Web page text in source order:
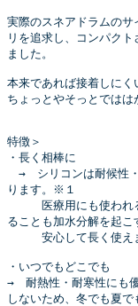
実際のスネアドラムの
リを追求し、コンパク
ました。
本来であれば接着しにく
ちょっとやそっとではは
特徴＞
・長く相棒に
→　シリコンは耐候性
ります。※１
医療用にも使われる
ることも加水分解を起こ
安心して長く使えま
・いつでもどこでも
→　耐熱性・耐寒性にも
しないため、冬でも夏で